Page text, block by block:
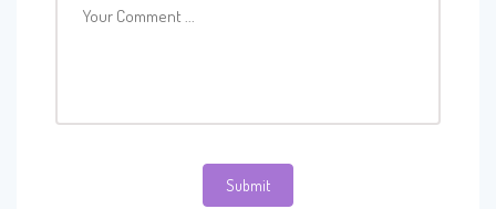
Your Comment ...
Submit